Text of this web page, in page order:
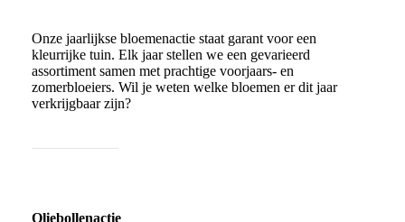
Onze jaarlijkse bloemenactie staat garant voor een
kleurrijke tuin. Elk jaar stellen we een gevarieerd
assortiment samen met prachtige voorjaars- en
zomerbloeiers. Wil je weten welke bloemen er dit jaar
verkrijgbaar zijn?
Oliebollenactie